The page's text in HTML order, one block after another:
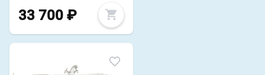
33 700 ₽